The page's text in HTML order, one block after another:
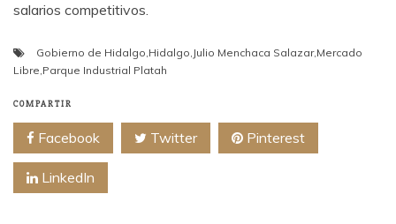
salarios competitivos.
Gobierno de Hidalgo,Hidalgo, Julio Menchaca Salazar,Mercado
Libre,Parque Industrial Platah
COMPARTIR
Facebook Twitter Pinterest
LinkedIn